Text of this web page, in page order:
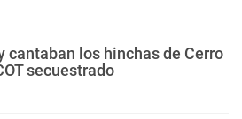
cantaban los hinchas de Cerro
secuestrado